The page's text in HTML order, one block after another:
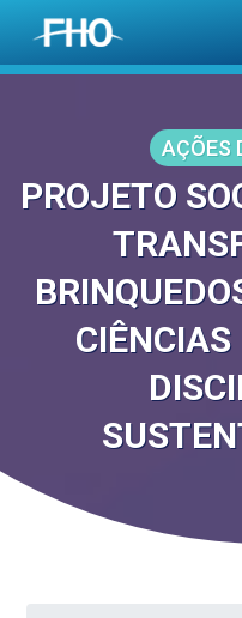
AÇÕES
PROJETO
CIÊNCIAS